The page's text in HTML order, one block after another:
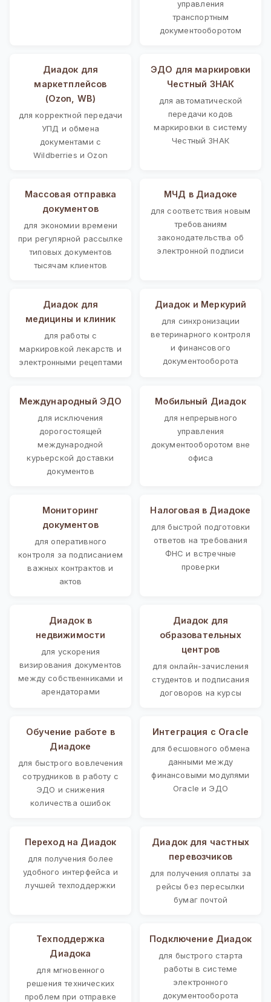
управления
транспортным
документооборотом
Диадок для
маркетплейсов
(Ozon, WB)
для корректной передачи
УПД и обмена
документами с
Wildberries и Ozon
ЭДО для маркировки
Честный ЗНАК
для автоматической
передачи кодов
маркировки в систему
Честный ЗНАК
Массовая отправка
документов
для экономии времени
при регулярной рассылке
типовых документов
тысячам клиентов
МЧД в Диадоке
для соответствия новым
требованиям
законодательства об
электронной подписи
Диадок для
медицины и клиник
для работы с
маркировкой лекарств и
электронными рецептами
Диадок и Меркурий
для синхронизации
ветеринарного контроля
и финансового
документооборота
Международный ЭДО
для исключения
дорогостоящей
международной
курьерской доставки
документов
Мобильный Диадок
для непрерывного
управления
документооборотом вне
офиса
Мониторинг
документов
для оперативного
контроля за подписанием
важных контрактов и
актов
Налоговая в Диадоке
для быстрой подготовки
ответов на требования
ФНС и встречные
проверки
Диадок в
недвижимости
для ускорения
визирования документов
между собственниками и
арендаторами
Диадок для
образовательных
центров
для онлайн-зачисления
студентов и подписания
договоров на курсы
Обучение работе в
Диадоке
для быстрого вовлечения
сотрудников в работу с
ЭДО и снижения
количества ошибок
Интеграция с Oracle
для бесшовного обмена
данными между
финансовыми модулями
Oracle и ЭДО
Переход на Диадок
для получения более
удобного интерфейса и
лучшей техподдержки
Диадок для частных
перевозчиков
для получения оплаты за
рейсы без пересылки
бумаг почтой
Техподдержка
Диадока
для мгновенного
решения технических
проблем при отправке
Подключение Диадок
для быстрого старта
работы в системе
электронного
документооборота